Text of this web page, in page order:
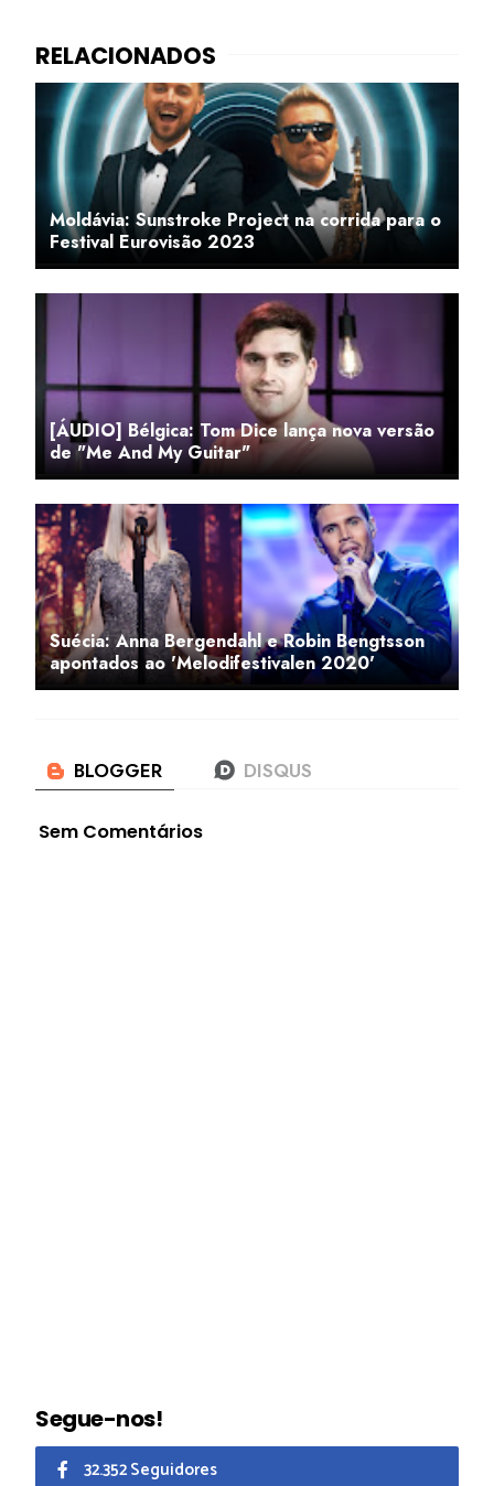
Moldávia: Sunstroke Project na corrida para o
Festival Eurovisão 2023
[ÁUDIO] Bélgica: Tom Dice lança nova versão
de "Me And My Guitar"
Suécia: Anna Bergendahl e Robin Bengtsson
apontados ao 'Melodifestivalen 2020'
Sem Comentários
Segue-nos!
32.352 Seguidores